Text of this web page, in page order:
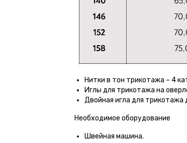
Нитки в тон трикотажа – 4
Иглы для трикотажа на
Двойная игла для трикотажа
Необходимое оборудование
Швейная машина.